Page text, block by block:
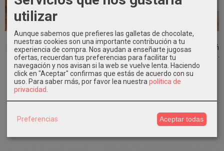
Corona
ceremonia niña
de flores...
13,45 €
26,90 €
Vestido
ceremonia niña
volantes lino...
38,45 €
76,90 €
Diadema
ceremonia niña
de flores...
15,90 €
Vestido
ceremonia niña
tul topo con...
43,45 €
utilizar
Aunque sabemos que prefieres las galletas de chocolate,
nuestras cookies son una importante contribución a tu
experiencia de compra. Nos ayudan a enseñarte jugosas
ofertas, recuerdan tus preferencias para facilitar tu
navegación y nos avisan si la web se vuelve lenta. Haciendo
click en "Aceptar" confirmas que estás de acuerdo con su
uso. Para saber más, por favor lea nuestra política de
privacidad
Preferencias Aceptar todas